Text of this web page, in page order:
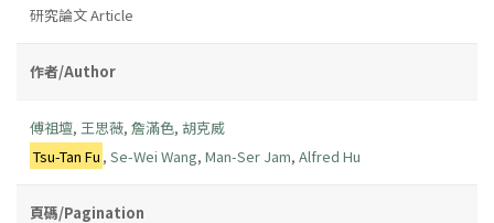
研究論文 Article
作者/Author
傅祖壇, 王思薇, 詹滿色, 胡克威
Tsu-Tan Fu ,Se-Wei Wang,Man-Ser Jam,Alfred Hu
頁碼/Pagination